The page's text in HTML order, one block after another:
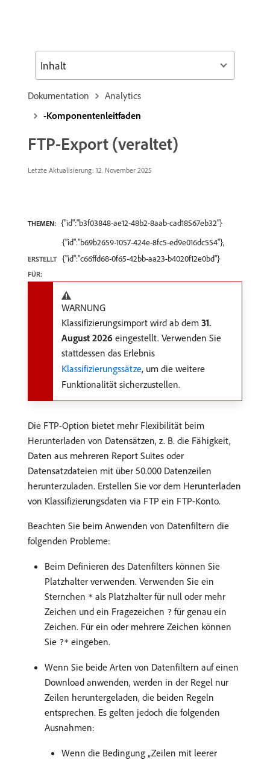
Dokumentation
Analytics
-Komponentenleitfaden
FTP-Export (veraltet)
Letzte Aktualisierung: 12. November 2025
THEMEN: {"id":"b3f03848-ae12-48b2-8aab-cad18567eb32"}
ERSTELLT
FÜR:
{"id":"b69b2659-1057-424e-8fc5-ed9e016dc554"},
{"id":"c66ffd68-0f65-42bb-aa23-b4020f12e0bd"}
WARNUNG
Klassifizierungsimport wird ab dem 31.
August 2026 eingestellt. Verwenden Sie
stattdessen das Erlebnis
Klassifizierungssätze, um die weitere
Funktionalität sicherzustellen.
Die FTP-Option bietet mehr Flexibilität beim
Herunterladen von Datensätzen, z. B. die Fähigkeit,
Daten aus mehreren Report Suites oder
Datensatzdateien mit über 50.000 Datenzeilen
herunterzuladen. Erstellen Sie vor dem Herunterladen
von Klassifizierungsdaten via FTP ein FTP-Konto.
Beachten Sie beim Anwenden von Datenfiltern die
folgenden Probleme:
Beim Definieren des Datenfilters können Sie
Platzhalter verwenden. Verwenden Sie ein
Sternchen * als Platzhalter für null oder mehr
Zeichen und ein Fragezeichen ? für genau ein
Zeichen. Für ein oder mehrere Zeichen können
Sie ?* eingeben.
Wenn Sie beide Arten von Datenfiltern auf einen
Download anwenden, werden in der Regel nur
Zeilen heruntergeladen, die beiden Regeln
entsprechen. Es gelten jedoch die folgenden
Ausnahmen:
Wenn die Bedingung „Zeilen mit leerer
Inhalt